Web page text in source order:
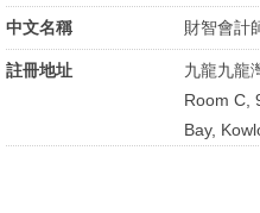
中文名稱 財智會計
註冊地址
九龍九龍
Room C,
Bay,